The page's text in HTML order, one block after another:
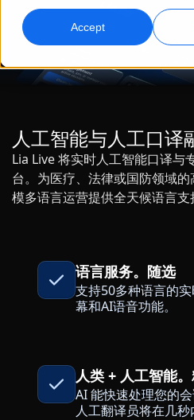
Accept
触达并转化全球受众
将音频转化为可执行内容
数据服务
所有解决方案
按行业提供的解决方案
制造业
高效大规模配音
用高质量数据增强 AI
掌握面向全球品牌的 AI 驱动翻
地点
职业机会
与我们一起打造您的未来
人工智能与人工口译
Lia Live 将实时人工智能口译与
台。为医疗、法律或国防领域
模多语言运营提供全天候语言支
语言服务。随选
支持50多种语言的
幕和AI语音功能。
人类 + 人工智能
AI 能快速处理您的
人工翻译员将在几秒